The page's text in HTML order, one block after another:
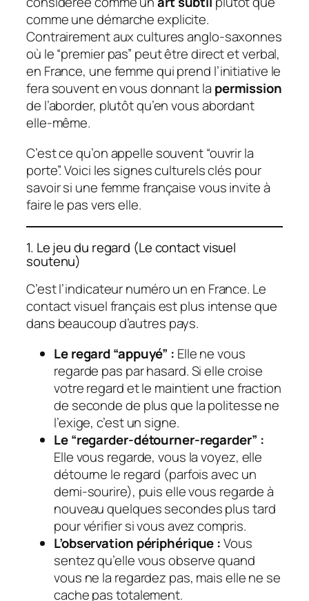
comme une démarche explicite.
Contrairement aux cultures anglo-saxonnes
où le “premier pas” peut être direct et verbal,
en France, une femme qui prend l’initiative le
fera souvent en vous donnant la permission
de l’aborder, plutôt qu’en vous abordant
elle-même.
C’est ce qu’on appelle souvent “ouvrir la
porte”. Voici les signes culturels clés pour
savoir si une femme française vous invite à
faire le pas vers elle.
1. Le jeu du regard (Le contact visuel
soutenu)
C’est l’indicateur numéro un en France. Le
contact visuel français est plus intense que
dans beaucoup d’autres pays.
Le regard “appuyé” : Elle ne vous
regarde pas par hasard. Si elle croise
votre regard et le maintient une fraction
de seconde de plus que la politesse ne
l’exige, c’est un signe.
Le “regarder-détourner-regarder” :
Elle vous regarde, vous la voyez, elle
détourne le regard (parfois avec un
demi-sourire), puis elle vous regarde à
nouveau quelques secondes plus tard
pour vérifier si vous avez compris.
L’observation périphérique :Vous
sentez qu’elle vous observe quand
vous ne la regardez pas, mais elle ne se
cache pas totalement.